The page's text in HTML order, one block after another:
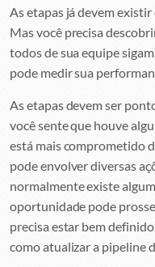
As etapas já devem
Mas você precisa
todos de sua equipe
pode medir sua
As etapas devem ser
você sente que houve
está mais comprometido
pode envolver diversas
normalmente existe
oportunidade pode
precisa estar bem
como atualizar a pipeline